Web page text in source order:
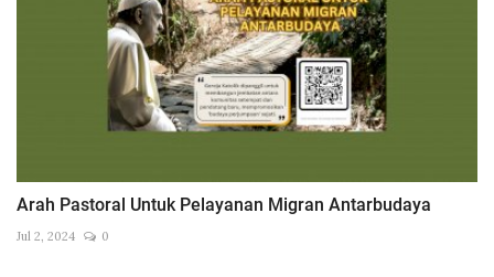
Arah Pastoral Untuk Pelayanan Migran Antarbudaya
Jul 2, 2024 0